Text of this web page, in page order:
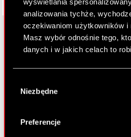
analizowania tychże,
oczekiwaniom użytkowników i
Masz wybór odnośnie tego,
danych i w jakich celach to
Gromadzić dane
lokalizacji geograficznej z
Identyfikować Twoje
analizując
zgody
Niezbędne
Preferencje
O CD PROJEKT
Nasz biznes